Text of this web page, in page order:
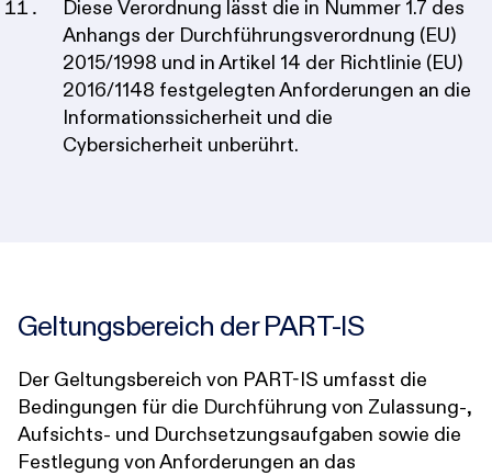
Diese Verordnung lässt die in Nummer 1.7 des
Anhangs der Durchführungsverordnung (EU)
2015/1998 und in Artikel 14 der Richtlinie (EU)
2016/1148 festgelegten Anforderungen an die
Informationssicherheit und die
Cybersicherheit unberührt.
Geltungsbereich der PART-IS
Der Geltungsbereich von PART-IS umfasst die
Bedingungen für die Durchführung von Zulassung-,
Aufsichts- und Durchsetzungsaufgaben sowie die
Festlegung von Anforderungen an das